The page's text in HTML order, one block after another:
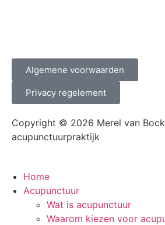
Copyright © 2026 Merel van
acupunctuurpraktijk
Algemene voorwaarden
Privacy regelement
Home
Acupunctuur
Wat is acupunctuur
Waarom kiezen voor